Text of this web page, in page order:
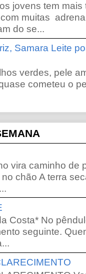
jovens tem
muitas
do se...
Samara Leite
verdes, pele
cometeu o
vira caminho de
chão A terra
Costa* No
seguinte.